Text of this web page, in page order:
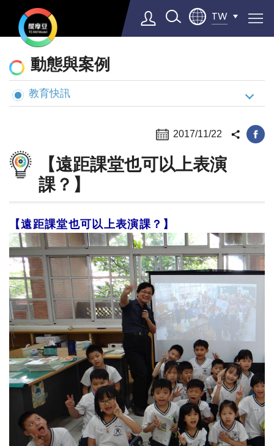
TW
▼
態
與
案
動態與案例
教育快訊
2017/11/22
【遠距課堂也可以上表演
課？】
【遠距課堂也可以上表演課？】